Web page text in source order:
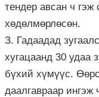
тендер авсан ч
хөдөлмөрлөсөн.
З. Гадаадад
хугацаанд 30 удаа
бүхий хүмүүс.
даалгавраар ингэж